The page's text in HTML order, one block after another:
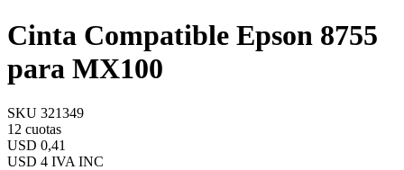
Cinta Compatible Epson 8755
para MX100
SKU 321349
12 cuotas
USD 0,41
USD 4 IVA INC